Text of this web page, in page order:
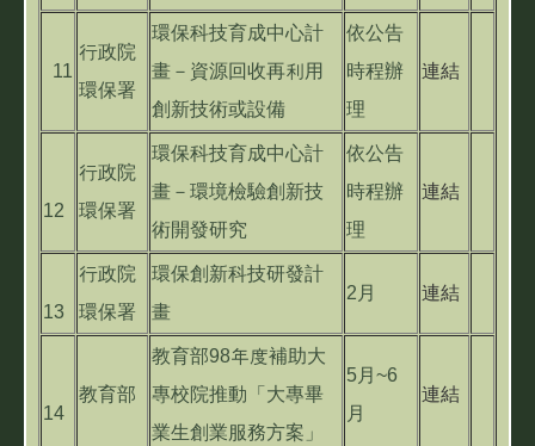
11
行政院
環保署
環保科技育成中心計
畫－資源回收再利用
創新技術或設備
依公告
時程辦
理
連結
12
行政院
環保署
環保科技育成中心計
畫－環境檢驗創新技
術開發研究
依公告
時程辦
理
連結
13
行政院
環保署
環保創新科技研發計
畫
2月 連結
14
教育部
教育部98年度補助大
專校院推動「大專畢
業生創業服務方案」
5月~6
月
連結